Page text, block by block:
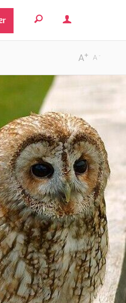
-
A
+
A